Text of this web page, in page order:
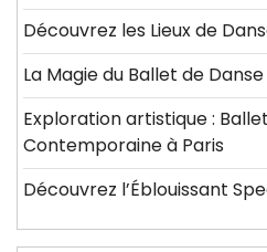
Découvrez les Lieux de
La Magie du Ballet de
Exploration artistique :
Contemporaine à Paris
Découvrez l’Éblouissant